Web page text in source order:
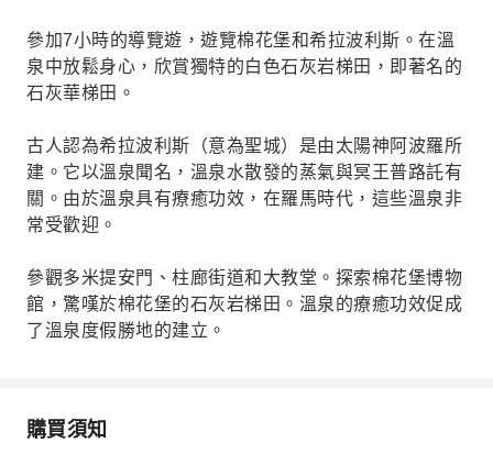
參加7小時的導覽遊，遊覽棉花堡和希拉波利斯。在溫
泉中放鬆身心，欣賞獨特的白色石灰岩梯田，即著名的
石灰華梯田。
古人認為希拉波利斯（意為聖城）是由太陽神阿波羅所
建。它以溫泉聞名，溫泉水散發的蒸氣與冥王普路託有
關。由於溫泉具有療癒功效，在羅馬時代，這些溫泉非
常受歡迎。
參觀多米提安門、柱廊街道和大教堂。探索棉花堡博物
館，驚嘆於棉花堡的石灰岩梯田。溫泉的療癒功效促成
了溫泉度假勝地的建立。
購買須知